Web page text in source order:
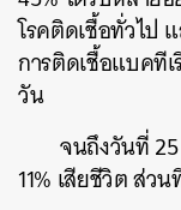
โรคติดเชื้อทั่วไป
การติดเชื้อแบคทีเ
วัน
จนถึงวันที่
11% เสียชีวิต ส่ว